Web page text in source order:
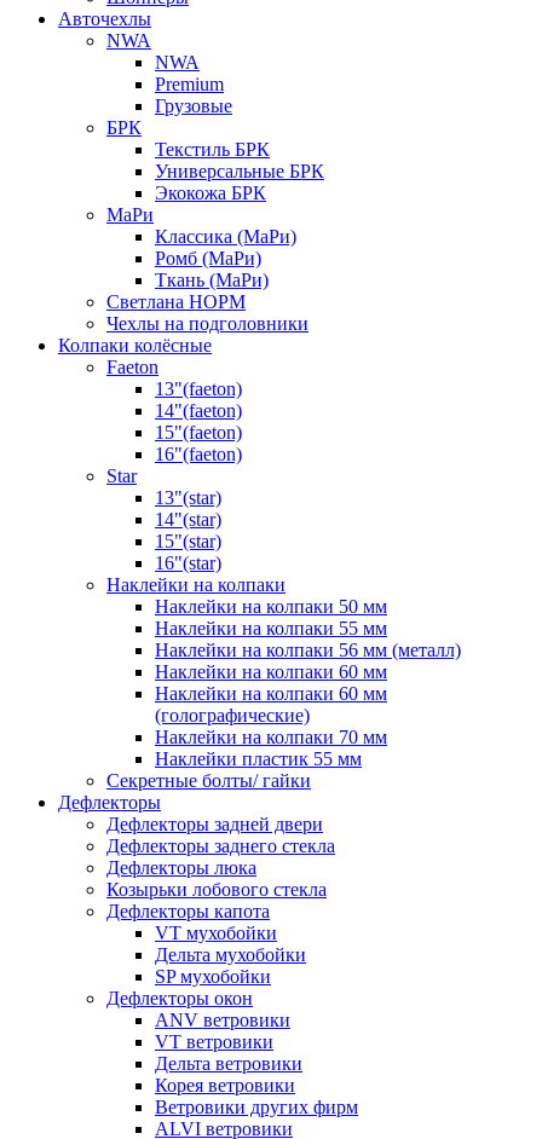
Авточехлы
NWA
NWA
Premium
Грузовые
БРК
Текстиль БРК
Универсальные БРК
Экокожа БРК
МаРи
Классика (МаРи)
Ромб (МаРи)
Ткань (МаРи)
Светлана НОРМ
Чехлы на подголовники
Колпаки колёсные
Faeton
13"(faeton)
14"(faeton)
15"(faeton)
16"(faeton)
Star
13"(star)
14"(star)
15"(star)
16"(star)
Наклейки на колпаки
Наклейки на колпаки 50 мм
Наклейки на колпаки 55 мм
Наклейки на колпаки 56 мм (металл)
Наклейки на колпаки 60 мм
Наклейки на колпаки 60 мм
(голографические)
Наклейки на колпаки 70 мм
Наклейки пластик 55 мм
Секретные болты/ гайки
Дефлекторы
Дефлекторы задней двери
Дефлекторы заднего стекла
Дефлекторы люка
Козырьки лобового стекла
Дефлекторы капота
VT мухобойки
Дельта мухобойки
SP мухобойки
Дефлекторы окон
ANV ветровики
VT ветровики
Дельта ветровики
Корея ветровики
Ветровики других фирм
ALVI ветровики